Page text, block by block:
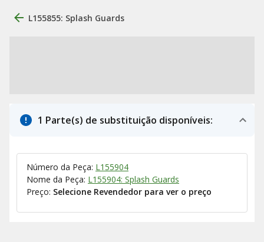
L155855: Splash Guards
1 Parte(s) de substituição disponíveis:
Número da Peça: L155904
Nome da Peça: L155904: Splash Guards
Preço: Selecione Revendedor para ver o preço